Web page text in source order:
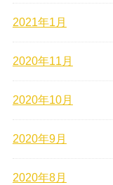
2021年1月
2020年11月
2020年10月
2020年9月
2020年8月